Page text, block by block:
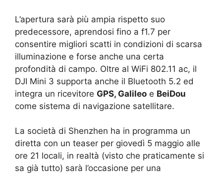
L’apertura sarà più ampia rispetto suo
predecessore, aprendosi fino a f1.7 per
consentire migliori scatti in condizioni di scarsa
illuminazione e forse anche una certa
profondità di campo. Oltre al WiFi 802.11 ac, il
DJI Mini 3 supporta anche il Bluetooth 5.2 ed
integra un ricevitore GPS, Galileo e BeiDou
come sistema di navigazione satellitare.
La società di Shenzhen ha in programma un
diretta con un teaser per giovedì 5 maggio alle
ore 21 locali, in realtà (visto che praticamente si
sa già tutto) sarà l’occasione per una